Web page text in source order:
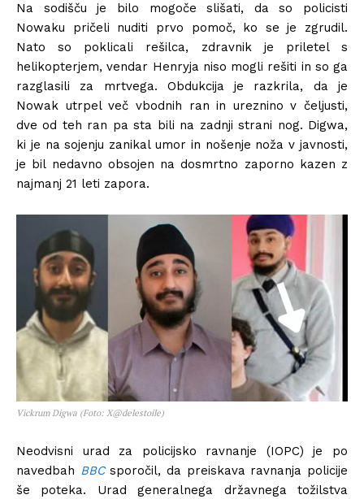
Na sodišču je bilo mogoče slišati, da so policisti
Nowaku pričeli nuditi prvo pomoč, ko se je zgrudil.
Nato so poklicali rešilca, zdravnik je priletel s
helikopterjem, vendar Henryja niso mogli rešiti in so ga
razglasili za mrtvega. Obdukcija je razkrila, da je
Nowak utrpel več vbodnih ran in ureznino v čeljusti,
dve od teh ran pa sta bili na zadnji strani nog. Digwa,
ki je na sojenju zanikal umor in nošenje noža v javnosti,
je bil nedavno obsojen na dosmrtno zaporno kazen z
najmanj 21 leti zapora.
Vickrum Digwa (Foto: X@delestoile)
Neodvisni urad za policijsko ravnanje (IOPC) je po
navedbah BBCsporočil, da preiskava ravnanja policije
še poteka. Urad generalnega državnega tožilstva